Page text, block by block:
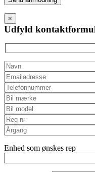
leave
this
field
empty.
×
Udfyld
Enhed som ønskes rep